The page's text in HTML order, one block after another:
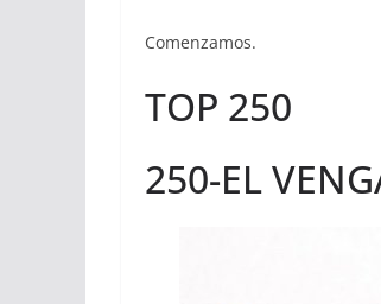
Comenzamos.
TOP 250
250-EL